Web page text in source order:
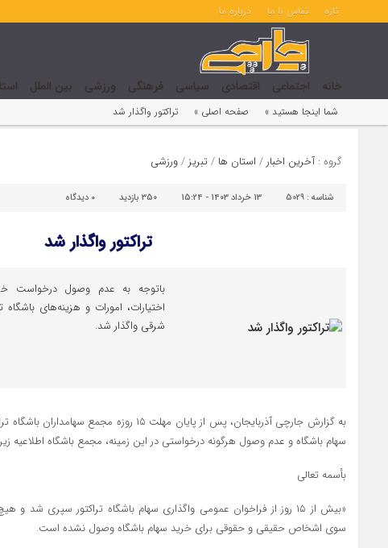
تازه تماس با ما درباره ما
خانه اجتماعی اقتصادی سیاسی فرهنگی ورزشی بین الملل
شما اینجا هستید » صفحه اصلی » تراکتور واگذار شد
گروه :آخرین اخبار / استان ها /تبریز /ورزشی
شناسه : 5029 13 خرداد 1403 - 15:24 350 بازدید ۰ دیدگاه
تراکتور واگذار شد
باتوجه به عدم وصول درخواست
اختیارات، امورات و هزینه‌های باشگاه
شرقی واگذار شد.
به گزارش جارچی آذربایجان، پس از پایان مهلت ۱۵
سهام باشگاه و عدم وصول هرگونه درخواستی در این زمینه، مجمع باشگاه اطلاعیه‌ زیر
بأسمه تعالی
«بیش از ۱۵ روز از فراخوان عمومی واگذاری سهام باشگاه تراکتور سپری
سوی اشخاص حقیقی و حقوقی برای خرید سهام باشگاه وصول نشده است.